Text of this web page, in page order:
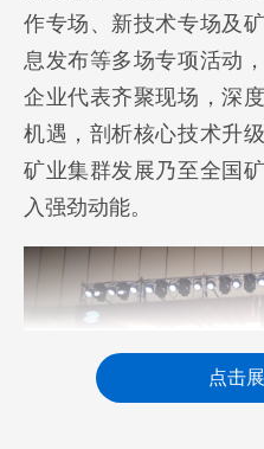
作专场、新技术专场及
息发布等多场专项活动
企业代表齐聚现场，深
机遇，剖析核心技术升
矿业集群发展乃至全国
入强劲动能。
点击